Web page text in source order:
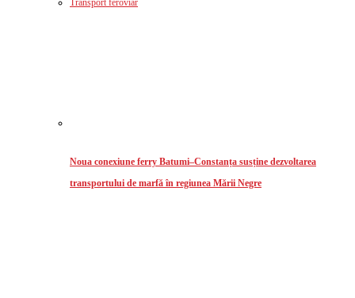
Transport feroviar
Noua conexiune ferry Batumi–Constanța susține dezvoltarea
transportului de marfă în regiunea Mării Negre